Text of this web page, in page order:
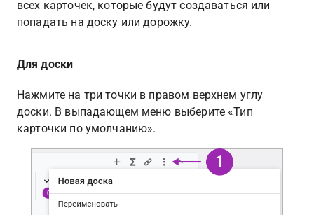
всех карточек, которые будут создаваться или
попадать на доску или дорожку.
Для доски
Нажмите на три точки в правом верхнем углу
доски. В выпадающем меню выберите «Тип
карточки по умолчанию».